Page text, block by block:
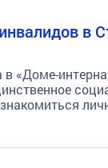
в
«Доме-